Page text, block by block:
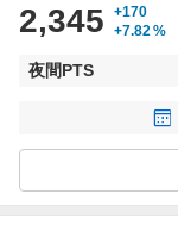
2,345
+170
+7.82 %
夜間PTS